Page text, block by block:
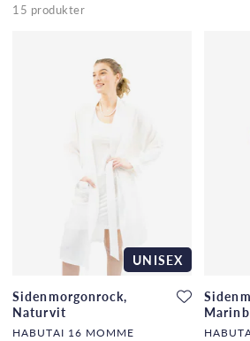
15 produkter
UNISEX
Sidenmorgonrock,
Naturvit
HABUTAI 16 MOMME